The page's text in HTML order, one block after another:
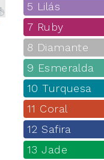
5 Lilás
7 Ruby
8 Diamante
9 Esmeralda
10 Turquesa
11 Coral
12 Safira
13 Jade